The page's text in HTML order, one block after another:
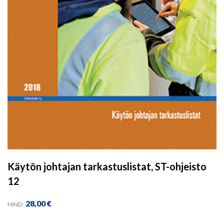
Käytön johtajan tarkastuslistat, ST-ohjeisto
12
HIND: 28,00€